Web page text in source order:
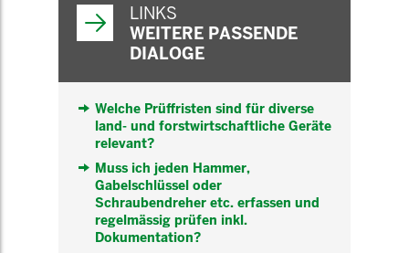
LINKS
WEITERE PASSENDE
DIALOGE
Welche Prüffristen sind für diverse
land- und forstwirtschaftliche Geräte
relevant?
Muss ich jeden Hammer,
Gabelschlüssel oder
Schraubendreher etc. erfassen und
regelmässig prüfen inkl.
Dokumentation?